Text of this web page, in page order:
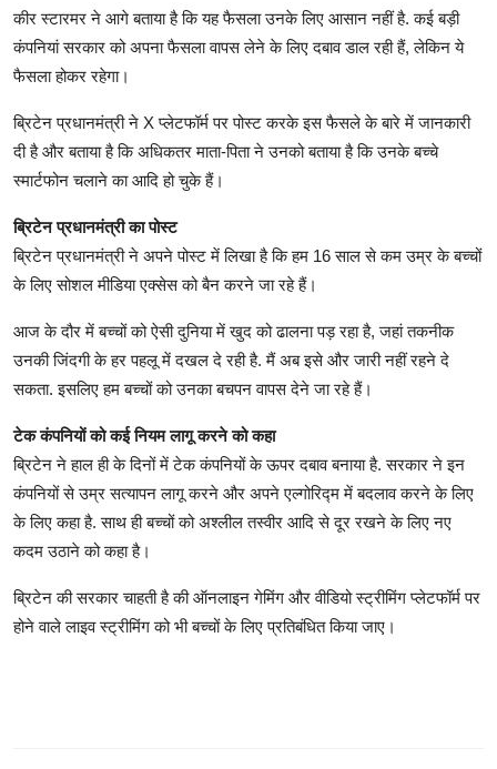
कीर स्टारमर ने आगे बताया है कि यह फैसला उनके लिए आसान नहीं है. कई बड़ी
कंपनियां सरकार को अपना फैसला वापस लेने के लिए दबाव डाल रही हैं, लेकिन ये
फैसला होकर रहेगा।
ब्रिटेन प्रधानमंत्री ने X प्लेटफॉर्म पर पोस्ट करके इस फैसले के बारे में जानकारी
दी है और बताया है कि अधिकतर माता-पिता ने उनको बताया है कि उनके बच्चे
स्मार्टफोन चलाने का आदि हो चुके हैं।
ब्रिटेन प्रधानमंत्री का पोस्ट
ब्रिटेन प्रधानमंत्री ने अपने पोस्ट में लिखा है कि हम 16 साल से कम उम्र के बच्चों
के लिए सोशल मीडिया एक्सेस को बैन करने जा रहे हैं।
आज के दौर में बच्चों को ऐसी दुनिया में खुद को ढालना पड़ रहा है, जहां तकनीक
उनकी जिंदगी के हर पहलू में दखल दे रही है. मैं अब इसे और जारी नहीं रहने दे
सकता. इसलिए हम बच्चों को उनका बचपन वापस देने जा रहे हैं।
टेक कंपनियों को कई नियम लागू करने को कहा
ब्रिटेन ने हाल ही के दिनों में टेक कंपनियों के ऊपर दबाव बनाया है. सरकार ने इन
कंपनियों से उम्र सत्यापन लागू करने और अपने एल्गोरिद्म में बदलाव करने के लिए
के लिए कहा है. साथ ही बच्चों को अश्लील तस्वीर आदि से दूर रखने के लिए नए
कदम उठाने को कहा है।
ब्रिटेन की सरकार चाहती है की ऑनलाइन गेमिंग और वीडियो स्ट्रीमिंग प्लेटफॉर्म पर
होने वाले लाइव स्ट्रीमिंग को भी बच्चों के लिए प्रतिबंधित किया जाए।